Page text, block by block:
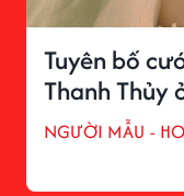
Tuyên bố
Thanh Thủy
NGƯỜI MẪU -